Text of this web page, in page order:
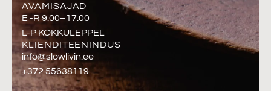
AVAMISAJAD
E -R 9.00–17.00
L-P KOKKULEPPEL
KLIENDITEENINDUS
info@slowlivin.ee
+372 55638119